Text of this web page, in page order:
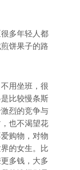
多年轻人都
饼果子的路
用坐班，很
比较慢条斯
烈的竞争与
也不渴望花
购物，对物
的女生。比
多钱，大多